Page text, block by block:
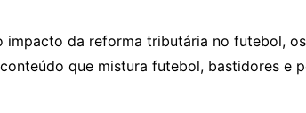
impacto da reforma tributária no futebol,
que mistura futebol, bastidores e